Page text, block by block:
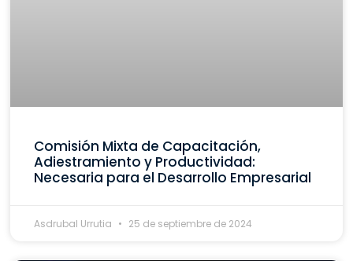
Comisión Mixta de Capacitación,
Adiestramiento y Productividad:
Necesaria para el Desarrollo Empresarial
Asdrubal Urrutia 25 de septiembre de 2024